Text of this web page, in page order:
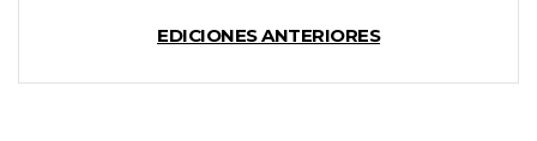
EDICIONES ANTERIORES